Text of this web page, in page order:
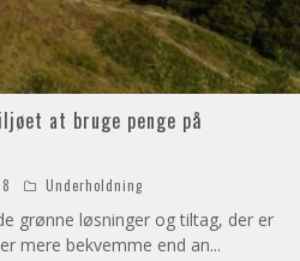
at bruge penge på
Underholdning
grønne løsninger og tiltag, der er
mere bekvemme end an...